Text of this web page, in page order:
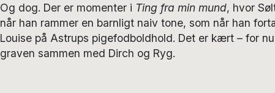
Og dog. Der er momenter i Ting fra min mund, hvor
når han rammer en barnligt naiv tone, som når han
Louise på Astrups pigefodboldhold. Det er kært – for
graven sammen med Dirch og Ryg.